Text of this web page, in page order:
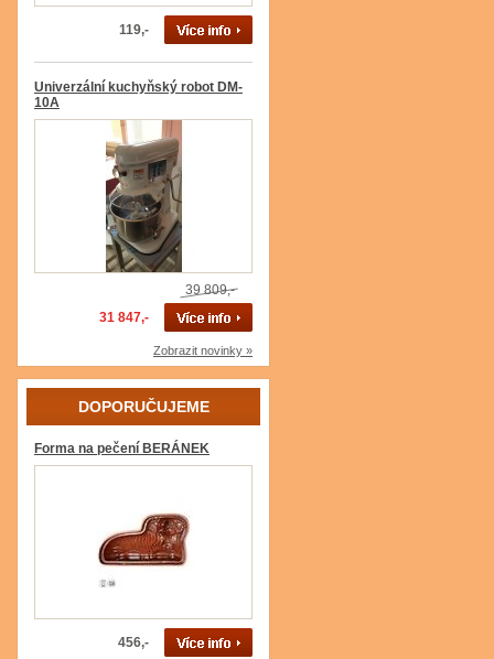
119,-
Univerzální kuchyňský robot DM-
10A
39 809,-
31 847,-
Zobrazit novinky »
DOPORUČUJEME
Forma na pečení BERÁNEK
456,-